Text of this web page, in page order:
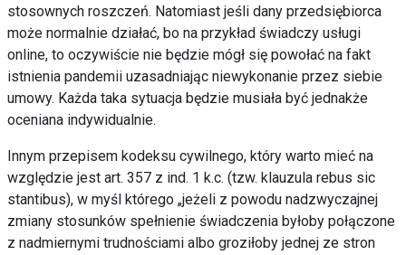
stosownych roszczeń. Natomiast jeśli dany przedsiębiorca
może normalnie działać, bo na przykład świadczy usługi
online, to oczywiście nie będzie mógł się powołać na fakt
istnienia pandemii uzasadniając niewykonanie przez siebie
umowy. Każda taka sytuacja będzie musiała być jednakże
oceniana indywidualnie.
Innym przepisem kodeksu cywilnego, który warto mieć na
względzie jest art. 357 z ind. 1 k.c. (tzw. klauzula rebus sic
stantibus), w myśl którego „jeżeli z powodu nadzwyczajnej
zmiany stosunków spełnienie świadczenia byłoby połączone
z nadmiernymi trudnościami albo groziłoby jednej ze stron